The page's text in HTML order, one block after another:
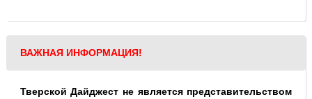
ВАЖНАЯ ИНФОРМАЦИЯ!
Тверской Дайджест не является представительством